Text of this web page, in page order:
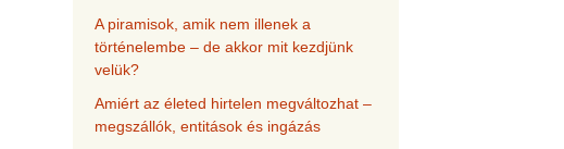
A piramisok, amik nem illenek a
történelembe – de akkor mit kezdjünk
velük?
Amiért az életed hirtelen megváltozhat –
megszállók, entitások és ingázás